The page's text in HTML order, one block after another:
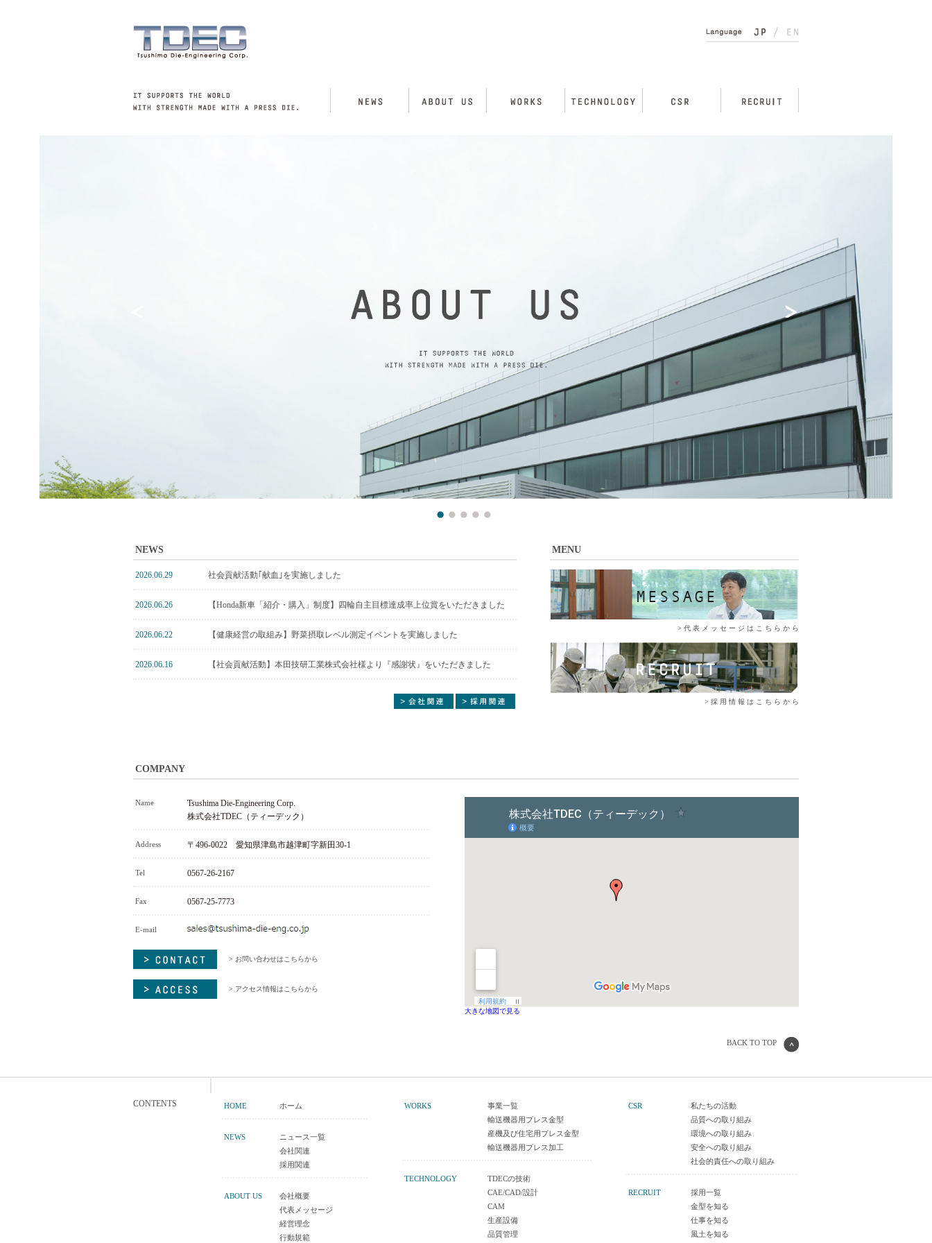
NEWS
2026.06.29 社会貢献活動｢献血｣を実施しました
2026.06.26 【Honda新車「紹介・購入」制度】四輪自主目標達成率上位賞をいただきました
2026.06.22 【健康経営の取組み】野菜摂取レベル測定イベントを実施しました
2026.06.16 【社会貢献活動】本田技研工業株式会社様より『感謝状』をいただきました
MENU
> 代 表 メ ッ セ ー ジ は こ ち ら か ら
> 採 用 情 報 は こ ち ら か ら
COMPANY
Name
Tsushima Die-Engineering Corp.
株式会社TDEC（ティーデック）
Address 〒496-0022 愛知県津島市越津町字新田30-1
Tel 0567-26-2167
Fax 0567-25-7773
E-mail
> お問い合わせはこちらから
> アクセス情報はこちらから
大きな地図で見る
BACK TO TOP
CONTENTS HOME ホーム
NEWS
ニュース一覧
会社関連
採用関連
ABOUT US
会社概要
代表メッセージ
経営理念
行動規範
WORKS
事業一覧
輸送機器用プレス金型
産機及び住宅用プレス金型
輸送機器用プレス加工
TECHNOLOGY
TDECの技術
CAE/CAD/設計
CAM
生産設備
品質管理
CSR
私たちの活動
品質への取り組み
環境への取り組み
安全への取り組み
社会的責任への取り組み
RECRUIT
採用一覧
金型を知る
仕事を知る
風土を知る